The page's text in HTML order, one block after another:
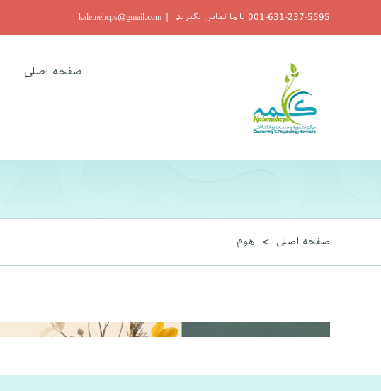
001-631-237-5595 با ما تماس بگیرید kalemehcps@gmail.com
صفحه اصلی
صفحه اصلی > هوم